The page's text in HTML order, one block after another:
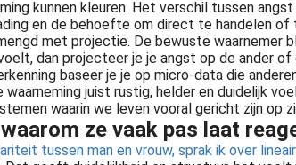
kunnen kleuren. Het verschil tussen
en de behoefte om direct te handelen
met projectie. De bewuste waarnemer
dan projecteer je je angst op de ander
baseer je je op micro-data die
juist rustig, helder en duidelijk
waarin we leven vooral gericht zijn
ze vaak pas laat
tussen man en vrouw, sprak ik over